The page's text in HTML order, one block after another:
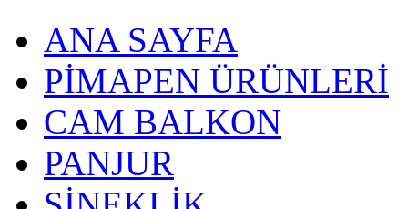
ANA SAYFA
PİMAPEN ÜRÜNLERİ
CAM BALKON
PANJUR